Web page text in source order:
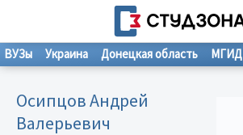
ВУЗы Украина Донецкая область
Осипцов Андрей
Валерьевич